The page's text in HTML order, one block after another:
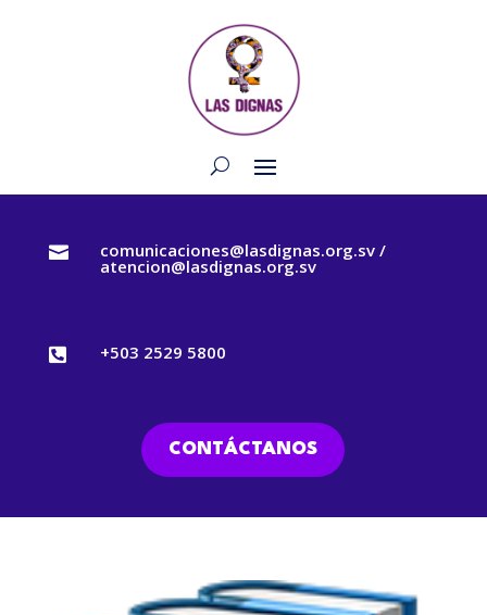
 comunicaciones@lasdignas.org.sv /
atencion@lasdignas.org.sv
 +503 2529 5800
CONTÁCTANOS